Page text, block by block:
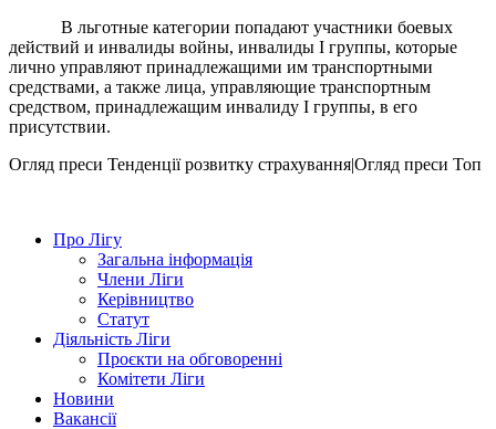
В льготные категории попадают участники боевых
действий и инвалиды войны, инвалиды I группы, которые
лично управляют принадлежащими им транспортными
средствами, а также лица, управляющие транспортным
средством, принадлежащим инвалиду I группы, в его
присутствии.
Огляд преси Тенденції розвитку страхування|Огляд преси Топ
Про Лігу
Загальна інформація
Члени Ліги
Керівництво
Статут
Діяльність Ліги
Проєкти на обговоренні
Комітети Ліги
Новини
Вакансії